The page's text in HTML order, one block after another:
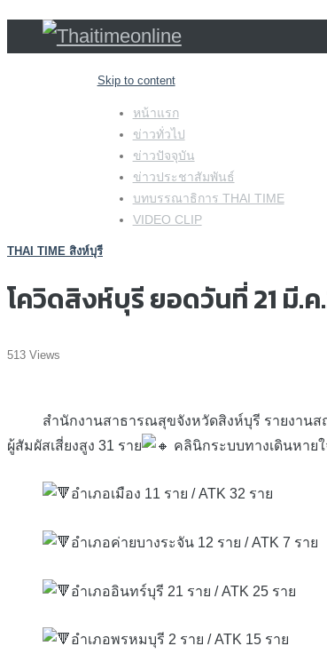
Skip to content
หน้าแรก
ข่าวทั่วไป
ข่าวปัจจุบัน
ข่าวประชาสัมพันธ์
บทบรรณาธิการ THAI TIME
VIDEO CLIP
THAI TIME สิงห์บุรี
โควิดสิงห์บุรี ยอดวันที่ 21 มี.ค
513 Views
สำนักงานสาธารณสุขจังหวัดสิงห์บุรี รายงานสถา
ผู้สัมผัสเสี่ยงสูง 31 ราย
คลินิกระบบทางเดินหายใ
อำเภอเมือง 11 ราย / ATK 32 ราย
อำเภอค่ายบางระจัน 12 ราย / ATK 7 ราย
อำเภออินทร์บุรี 21 ราย / ATK 25 ราย
อำเภอพรหมบุรี 2 ราย / ATK 15 ราย